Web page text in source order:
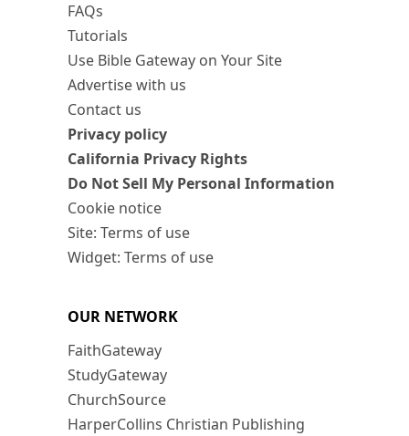
FAQs
Tutorials
Use Bible Gateway on Your Site
Advertise with us
Contact us
Privacy policy
California Privacy Rights
Do Not Sell My Personal Information
Cookie notice
Site: Terms of use
Widget: Terms of use
OUR NETWORK
FaithGateway
StudyGateway
ChurchSource
HarperCollins Christian Publishing